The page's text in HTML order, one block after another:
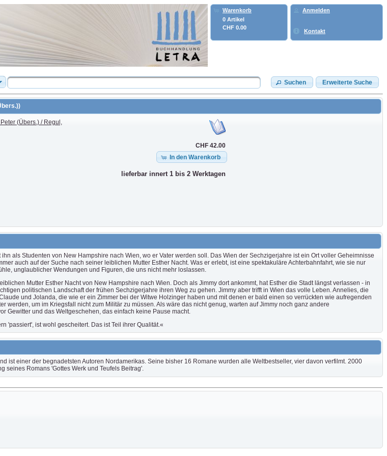
Warenkorb
0 Artikel
CHF 0.00
Anmelden
Kontakt
Suchen Erweiterte Suche
(Übers.) / Regul,
CHF 42.00
In den Warenkorb
lieferbar innert 1 bis 2 Werktagen
als Studenten von New Hampshire nach Wien, wo er Vater werden soll. Das Wien der Sechzigerjahre ist ein Ort voller Geheimnisse
auch auf der Suche nach seiner leiblichen Mutter Esther Nacht. Was er erlebt, ist eine spektakuläre Achterbahnfahrt, wie sie nur
unglaublicher Wendungen und Figuren, die uns nicht mehr loslassen.
Mutter Esther Nacht von New Hampshire nach Wien. Doch als Jimmy dort ankommt, hat Esther die Stadt längst verlassen - in
politischen Landschaft der frühen Sechzigerjahre ihren Weg zu gehen. Jimmy aber trifft in Wien das volle Leben. Annelies, die
und Jolanda, die wie er ein Zimmer bei der Witwe Holzinger haben und mit denen er bald einen so verrückten wie aufregenden
werden, um im Kriegsfall nicht zum Militär zu müssen. Als wäre das nicht genug, warten auf Jimmy noch ganz andere
Gewitter und das Weltgeschehen, das einfach keine Pause macht.
'passiert', ist wohl gescheitert. Das ist Teil ihrer Qualität.«
ist einer der begnadetsten Autoren Nordamerikas. Seine bisher 16 Romane wurden alle Weltbestseller, vier davon verfilmt. 2000
seines Romans 'Gottes Werk und Teufels Beitrag'.